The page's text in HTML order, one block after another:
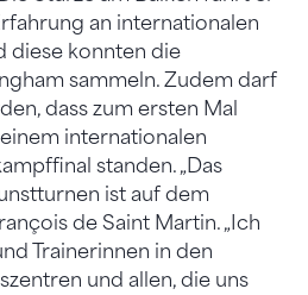
an internationalen
diese konnten die
sammeln. Zudem darf
dass zum ersten Mal
internationalen
standen. „Das
ist auf dem
de Saint Martin. „Ich
Trainerinnen in den
und allen, die uns